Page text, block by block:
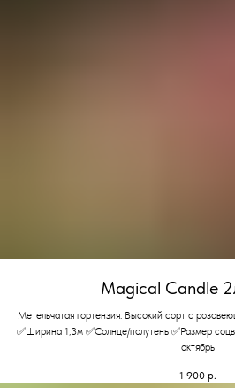
Magical Candle
Метельчатая гортензия. Высокий сорт с
✅Ширина 1,3м ✅Солнце/полутень ✅Размер
октябрь
1 900 р.